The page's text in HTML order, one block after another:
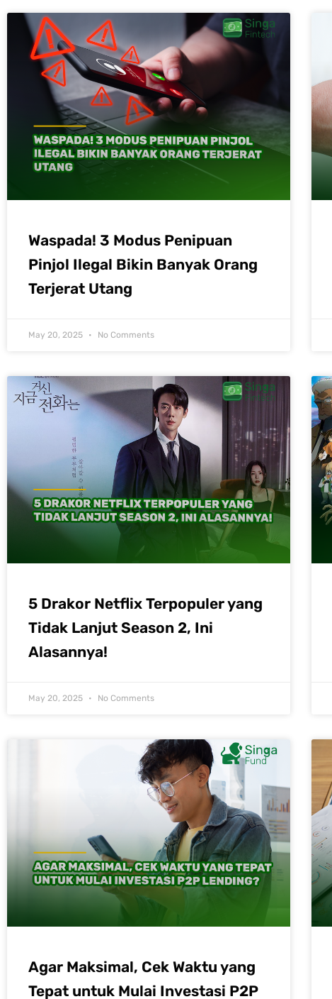
Waspada! 3 Modus Penipuan
Pinjol Ilegal Bikin Banyak Orang
Terjerat Utang
May 20, 2025 No Comments
5 Drakor Netflix Terpopuler yang
Tidak Lanjut Season 2, Ini
Alasannya!
May 20, 2025 No Comments
Agar Maksimal, Cek Waktu yang
Tepat untuk Mulai Investasi P2P